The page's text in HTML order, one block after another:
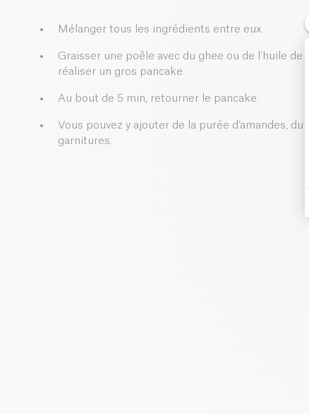
Mélanger tous les ingrédients entre eux.
Graisser une poêle avec du ghee ou de l’huile
réaliser un gros pancake.
Au bout de 5 min, retourner le pancake.
Vous pouvez y ajouter de la purée d’amandes,
garnitures.